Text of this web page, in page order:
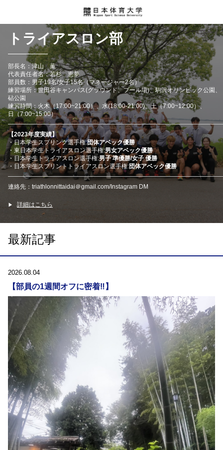
トライアスロン部
部長名：津山 薫
代表責任者名：若杉 恵夢
部員数：男子19名/女子15名（マネージャー2名）
練習場所：世田谷キャンパス(グラウンド、プール場)、駒沢オリンピック公園、
砧公園
練習時間：火木（17:00~21:00）、水(18:00-21:00)、土（7:00~12:00）、
日（7:00~15:00）
【2023年度実績】
・日本学生スプリング選手権:団体アベック優勝
・東日本学生トライアスロン選手権:男女アベック優勝
・日本学生トライアスロン選手権:男子 準優勝/女子 優勝
・日本学生スプリントトライアスロン選手権:団体アベック優勝
連絡先：triathlonnittaidai＠gmail.com/Instagram DM
詳細はこちら
最新記事
2026.08.04
【部員の1週間オフに密着‼️】